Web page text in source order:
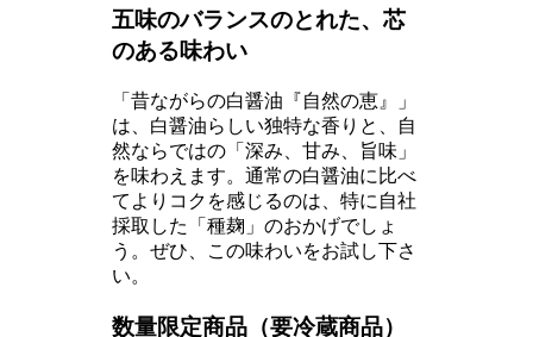
五味のバランスのとれた、芯
のある味わい
「昔ながらの白醤油『自然の恵』」
は、白醤油らしい独特な香りと、自
然ならではの「深み、甘み、旨味」
を味わえます。通常の白醤油に比べ
てよりコクを感じるのは、特に自社
採取した「種麹」のおかげでしょ
う。ぜひ、この味わいをお試し下さ
い。
数量限定商品（要冷蔵商品）